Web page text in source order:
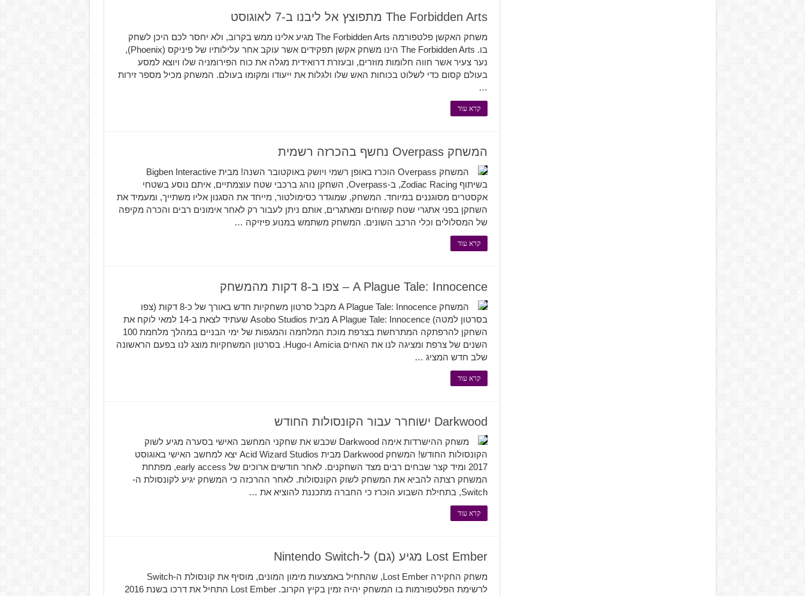
The Forbidden Arts מתפוצץ אל ליבנו ב-7 לאוגוסט
משחק האקשן פלטפורמה The Forbidden Arts מגיע אלינו ממש בקרוב, ולא יחסר לכם היכן לשחק
בו. The Forbidden Arts הינו משחק אקשן תפקידים אשר עוקב אחר עלילותיו של פיניקס (Phoenix),
נער צעיר אשר חווה חלומות מוזרים, ובעזרת דרואידית מגלה את כוח הפירומניה שלו ויוצא למסע
בעולם קסום כדי לשלוט בכוחות האש שלו ולגלות את ייעודו ומקומו בעולם. המשחק מכיל מספר זירות
…
קרא עוד
המשחק Overpass נחשף בהכרזה רשמית
המשחק Overpass הוכרז באופן רשמי ויושק באוקטובר השנה! מבית Bigben Interactive
בשיתוף Zodiac Racing, ב-Overpass, השחקן נוהג ברכבי שטח עוצמתיים, איתם נוסע בשטחי
אקסטרים מסוגננים במיוחד. המשחק, שמוגדר כסימולטור, מייחד את הסגנון אליו משתייך, ומעמיד את
השחקן בפני אתגרי שטח קשוחים ומאתגרים, אותם ניתן לעבור רק לאחר אימונים רבים והכרה מקיפה
של המסלולים וכלי הרכב השונים. המשחק משתמש במנוע פיזיקה …
קרא עוד
A Plague Tale: Innocence – צפו ב-8 דקות מהמשחק
המשחק A Plague Tale: Innocence מקבל סרטון משחקיות חדש באורך של כ-8 דקות (צפו
בסרטון למטה) A Plague Tale: Innocence מבית Asobo Studios שעתיד לצאת ב-14 למאי לוקח את
השחקן להרפתקה המתרחשת בצרפת מוכת המלחמה והמגפות של ימי הבניים במהלך מלחמת 100
השנים של צרפת ומציגה לנו את האחים Amicia ו-Hugo. בסרטון המשחקיות מוצג לנו בפעם הראשונה
שלב חדש המציג …
קרא עוד
Darkwood ישוחרר עבור הקונסולות החודש
משחק ההישרדות אימה Darkwood שכבש את שחקני המחשב האישי בסערה מגיע לשוק
הקונסולות החודש! המשחק Darkwood מבית Acid Wizard Studios יצא למחשב האישי באוגוסט
2017 ומיד קצר שבחים רבים מצד השחקנים. לאחר חודשים ארוכים של early access, מפתחת
המשחק רצתה להביא את המשחק לשוק הקונסולות. לאחר ההרכזה כי המשחק יגיע לקונסולת ה-
Switch, בתחילת השבוע הוכרז כי החברה מתכננת להוציא את …
קרא עוד
Lost Ember מגיע (גם) ל-Nintendo Switch
משחק החקירה Lost Ember, שהתחיל באמצעות מימון המונים, מוסיף את קונסולת ה-Switch
לרשימת הפלטפורמות בו המשחק יהיה זמין בקיץ הקרוב. Lost Ember התחיל את דרכו בשנת 2016